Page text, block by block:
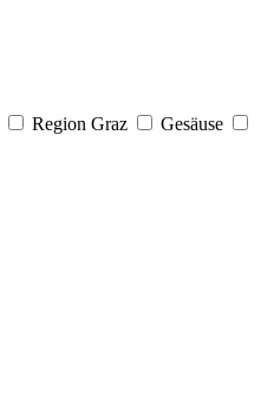
Region Graz
Gesäuse